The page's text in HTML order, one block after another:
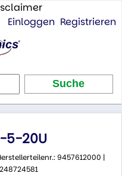
Einloggen Registrieren
5-20U
9457612000 |